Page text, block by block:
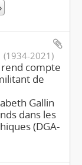
(1934-2021)
compte
de
Gallin
dans les
(DGA-